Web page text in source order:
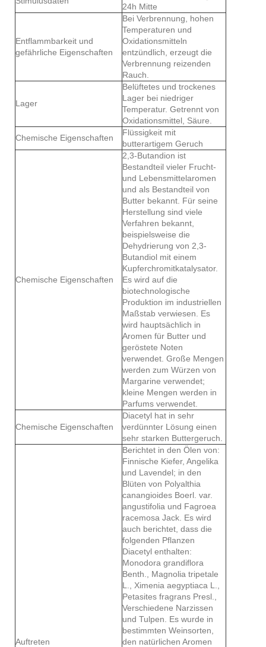
24h Mitte
Entflammbarkeit und
gefährliche Eigenschaften
Bei Verbrennung, hohen
Temperaturen und
Oxidationsmitteln
entzündlich, erzeugt die
Verbrennung reizenden
Rauch.
Lager
Belüftetes und trockenes
Lager bei niedriger
Temperatur. Getrennt von
Oxidationsmittel, Säure.
Chemische Eigenschaften
Flüssigkeit mit
butterartigem Geruch
Chemische Eigenschaften
2,3-Butandion ist
Bestandteil vieler Frucht-
und Lebensmittelaromen
und als Bestandteil von
Butter bekannt. Für seine
Herstellung sind viele
Verfahren bekannt,
beispielsweise die
Dehydrierung von 2,3-
Butandiol mit einem
Kupferchromitkatalysator.
Es wird auf die
biotechnologische
Produktion im industriellen
Maßstab verwiesen. Es
wird hauptsächlich in
Aromen für Butter und
geröstete Noten
verwendet. Große Mengen
werden zum Würzen von
Margarine verwendet;
kleine Mengen werden in
Parfums verwendet.
Chemische Eigenschaften
Diacetyl hat in sehr
verdünnter Lösung einen
sehr starken Buttergeruch.
Auftreten
Berichtet in den Ölen von:
Finnische Kiefer, Angelika
und Lavendel; in den
Blüten von Polyalthia
canangioides Boerl. var.
angustifolia und Fagroea
racemosa Jack. Es wird
auch berichtet, dass die
folgenden Pflanzen
Diacetyl enthalten:
Monodora grandiflora
Benth., Magnolia tripetale
L., Ximenia aegyptiaca L.,
Petasites fragrans Presl.,
Verschiedene Narzissen
und Tulpen. Es wurde in
bestimmten Weinsorten,
den natürlichen Aromen